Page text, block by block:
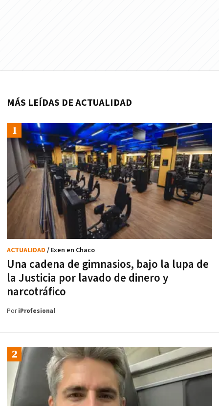
MÁS LEÍDAS DE ACTUALIDAD
Una cadena de gimnasios, bajo la lupa de
la Justicia por lavado de dinero y
narcotráfico
ACTUALIDAD / Exen en Chaco
PoriProfesional